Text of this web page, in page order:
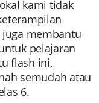
kami tidak
membantu
pelajaran
flash ini,
semudah atau
6.